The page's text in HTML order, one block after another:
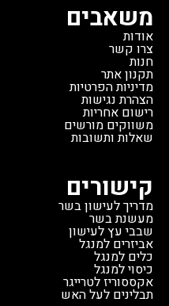
משאבים
אודות
צרו קשר
חנות
תקנון אתר
מדיניות הפרטיות
הצהרת נגישות
רישום אחריות
משווקים מורשים
שאלות ותשובות
קישורים
מדריך לעישון בשר
מעשנת בשר
שבבי עץ לעישון
אביזרים למנגל
כלים למנגל
כיסוי למנגל
אקססוריז לטרייגר
תבלינים לעל האש